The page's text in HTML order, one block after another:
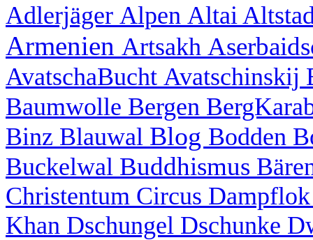
Adlerjäger Alpen Altai
Armenien Artsakh
AvatschaBucht Avatschinskij
Baumwolle Bergen
Binz Blauwal Blog Bodden
Buckelwal Buddhismus
Christentum Circus
Khan Dschungel Dschunke